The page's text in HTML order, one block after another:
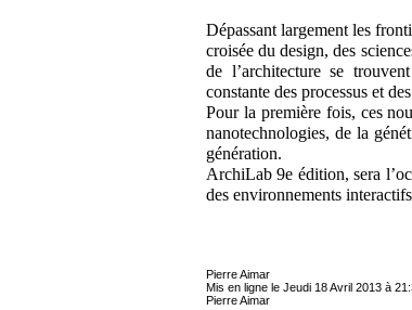
Dépassant largement les
croisée du design, des
de l’architecture se
constante des processus et
Pour la première fois, ces
nanotechnologies, de la
génération.
ArchiLab 9e édition, sera
des environnements
Pierre Aimar
Mis en ligne le Jeudi 18 Avril 2013 à
Pierre Aimar